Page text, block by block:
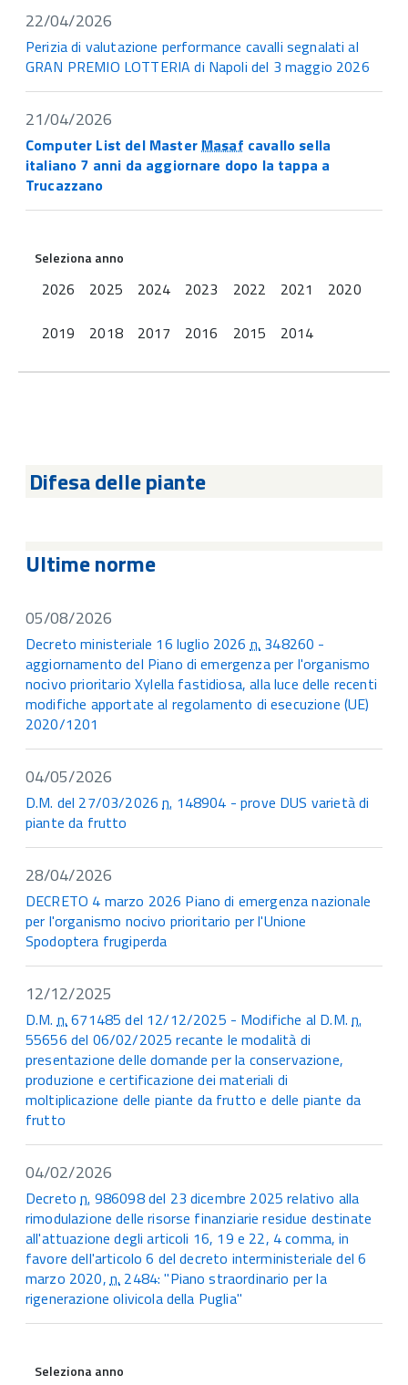
22/04/2026
Perizia di valutazione performance cavalli segnalati al
GRAN PREMIO LOTTERIA di Napoli del 3 maggio 2026
21/04/2026
Computer List del MasterMasaf cavallo sella
italiano 7 anni da aggiornare dopo la tappa a
Trucazzano
Seleziona anno
2026 2025 2024 2023 2022 2021
2020
2019
2018 2017 2016 2015 2014
Difesa delle piante
Ultime norme
05/08/2026
Decreto ministeriale 16 luglio 2026n. 348260 -
aggiornamento del Piano di emergenza per l'organismo
nocivo prioritario Xylella fastidiosa, alla luce delle recenti
modifiche apportate al regolamento di esecuzione (UE)
2020/1201
04/05/2026
D.M. del 27/03/2026n. 148904 - prove DUS varietà di
piante da frutto
28/04/2026
DECRETO 4 marzo 2026 Piano di emergenza nazionale
per l'organismo nocivo prioritario per l'Unione
Spodoptera frugiperda
12/12/2025
D.M.n.671485 del 12/12/2025 - Modifiche al D.M.n.
55656 del 06/02/2025 recante le modalità di
presentazione delle domande per la conservazione,
produzione e certificazione dei materiali di
moltiplicazione delle piante da frutto e delle piante da
frutto
04/02/2026
Decreton. 986098 del 23 dicembre 2025 relativo alla
rimodulazione delle risorse finanziarie residue destinate
all'attuazione degli articoli 16, 19 e 22, 4 comma, in
favore dell'articolo 6 del decreto interministeriale del 6
marzo 2020,n. 2484: "Piano straordinario per la
rigenerazione olivicola della Puglia"
Seleziona anno